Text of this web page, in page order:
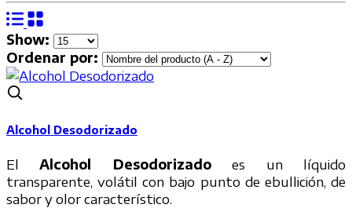
Show:
Ordenar por:
Alcohol Desodorizado
ElAlcohol Desodorizadoes un líquido
transparente, volátil con bajo punto de ebullición, de
sabor y olor característico.